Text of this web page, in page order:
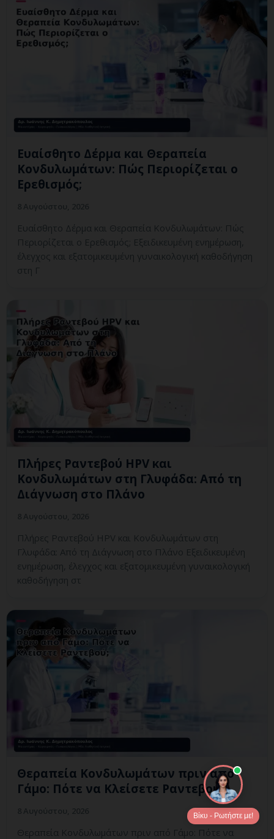
Ευαίσθητο Δέρμα και Θεραπεία
Κονδυλωμάτων: Πώς Περιορίζεται ο
Ερεθισμός;
Ευαίσθητο Δέρμα και Θεραπεία Κονδυλωμάτων: Πώς
Περιορίζεται ο Ερεθισμός; Εξειδικευμένη ενημέρωση,
έλεγχος και εξατομικευμένη γυναικολογική καθοδήγηση
στη Γ
Πλήρες Ραντεβού HPV και
Κονδυλωμάτων στη Γλυφάδα: Από τη
Διάγνωση στο Πλάνο
Πλήρες Ραντεβού HPV και Κονδυλωμάτων στη
Γλυφάδα: Από τη Διάγνωση στο Πλάνο Εξειδικευμένη
ενημέρωση, έλεγχος και εξατομικευμένη γυναικολογική
καθοδήγηση στ
Θεραπεία Κονδυλωμάτων πριν από
Γάμο: Πότε να Κλείσετε Ραντεβού;
Θεραπεία Κονδυλωμάτων πριν από Γάμο: Πότε να
Βίκυ - Ρωτήστε με!